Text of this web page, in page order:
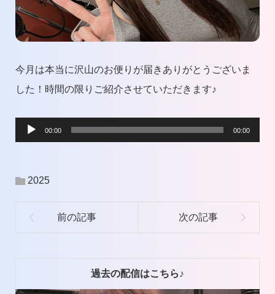
今月は本当に沢山のお便りが届きありがとうございま
した！時間の限りご紹介させていただきます♪
プ
00:00 00:00
2025
過去の配信はこちら♪